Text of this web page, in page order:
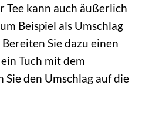
Tee kann auch äußerlich
Beispiel als Umschlag
Sie dazu einen
Tuch mit dem
Sie den Umschlag auf die